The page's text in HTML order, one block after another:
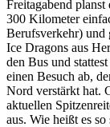
Freitagabend
300 Kilometer
Berufsverkehr) und
Ice Dragons aus
den Bus und
einen Besuch ab,
Nord verstärkt hat.
aktuellen
aus. Wie heißt es